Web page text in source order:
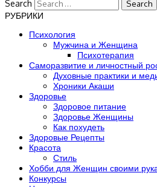
Search
РУБРИКИ
Психология
Мужчина и Женщина
Психотерапия
Саморазвитие и личностный
Духовные практики и
Хроники Акаши
Здоровье
Здоровое питание
Здоровье Женщины
Как похудеть
Здоровые Рецепты
Красота
Стиль
Хобби для Женщин своими
Конкурсы